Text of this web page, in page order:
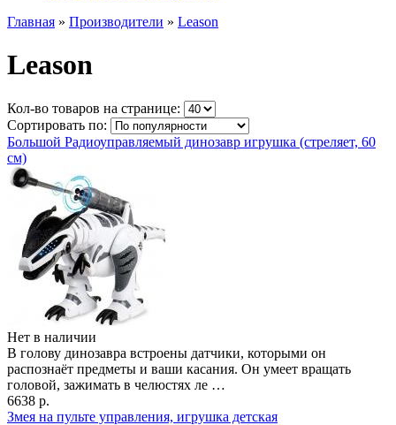
Главная » Производители » Leason
Leason
Кол-во товаров на странице:
Сортировать по:
Большой Радиоуправляемый динозавр игрушка (стреляет, 60
см)
Нет в наличии
В голову динозавра встроены датчики, которыми он
распознаёт предметы и ваши касания. Он умеет вращать
головой, зажимать в челюстях ле …
6638 р.
Змея на пульте управления, игрушка детская